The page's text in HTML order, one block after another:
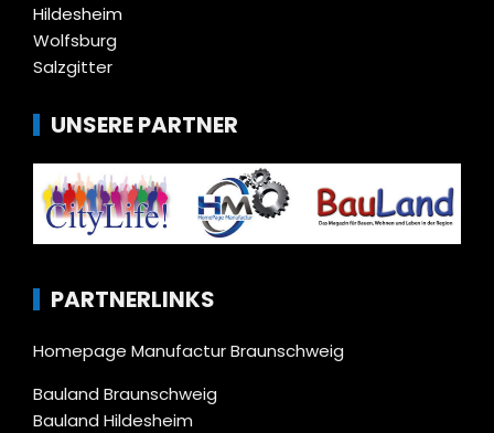
Hildesheim
Wolfsburg
Salzgitter
UNSERE PARTNER
PARTNERLINKS
Homepage Manufactur Braunschweig
Bauland Braunschweig
Bauland Hildesheim